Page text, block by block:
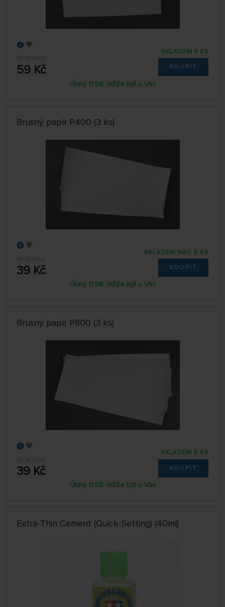
79787060
59 Kč
SKLADEM 4 KS
KOUPIT
Úterý 11.08. může být u Vás
Brusný papír P400 (3 ks)
79787054
39 Kč
SKLADEM NAD 5 KS
KOUPIT
Úterý 11.08. může být u Vás
Brusný papír P800 (3 ks)
79787056
39 Kč
SKLADEM 5 KS
KOUPIT
Úterý 11.08. může být u Vás
Extra-Thin Cement (Quick-Setting) (40ml)